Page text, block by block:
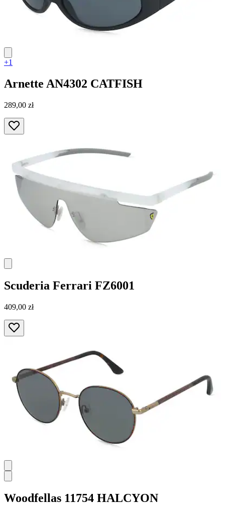
+1
Arnette AN4302 CATFISH
289,00 zł
Scuderia Ferrari FZ6001
409,00 zł
Woodfellas 11754 HALCYON